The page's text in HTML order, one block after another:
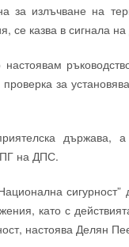
за излъчване на
казва в сигнала
за
държава,
на ДПС.
като с
настоява Делян